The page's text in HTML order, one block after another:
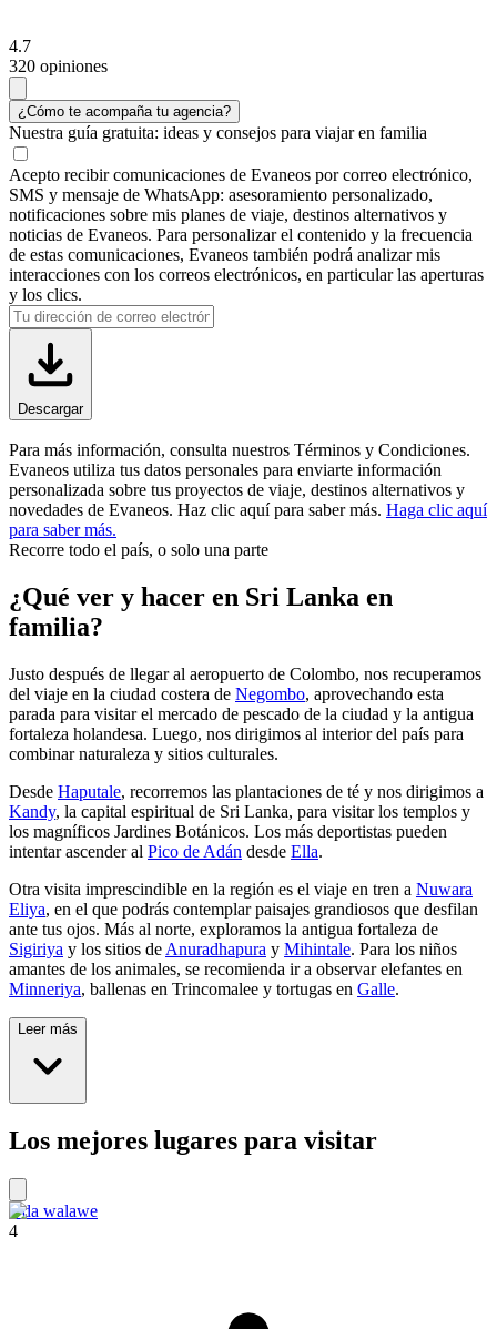
4.7
320 opiniones
¿Cómo te acompaña tu agencia?
Nuestra guía gratuita: ideas y consejos para viajar en familia
Acepto recibir comunicaciones de Evaneos por correo electrónico,
SMS y mensaje de WhatsApp: asesoramiento personalizado,
notificaciones sobre mis planes de viaje, destinos alternativos y
noticias de Evaneos. Para personalizar el contenido y la frecuencia
de estas comunicaciones, Evaneos también podrá analizar mis
interacciones con los correos electrónicos, en particular las aperturas
y los clics.
Descargar
Para más información, consulta nuestros Términos y Condiciones.
Evaneos utiliza tus datos personales para enviarte información
personalizada sobre tus proyectos de viaje, destinos alternativos y
novedades de Evaneos. Haz clic aquí para saber más. Haga clic aquí
para saber más.
Recorre todo el país, o solo una parte
¿Qué ver y hacer en Sri Lanka en
familia?
Justo después de llegar al aeropuerto de Colombo, nos recuperamos
del viaje en la ciudad costera de Negombo, aprovechando esta
parada para visitar el mercado de pescado de la ciudad y la antigua
fortaleza holandesa. Luego, nos dirigimos al interior del país para
combinar naturaleza y sitios culturales.
Desde Haputale, recorremos las plantaciones de té y nos dirigimos a
Kandy, la capital espiritual de Sri Lanka, para visitar los templos y
los magníficos Jardines Botánicos. Los más deportistas pueden
intentar ascender al Pico de Adán desde Ella.
Otra visita imprescindible en la región es el viaje en tren a Nuwara
Eliya, en el que podrás contemplar paisajes grandiosos que desfilan
ante tus ojos. Más al norte, exploramos la antigua fortaleza de
Sigiriya y los sitios de Anuradhapura y Mihintale. Para los niños
amantes de los animales, se recomienda ir a observar elefantes en
Minneriya, ballenas en Trincomalee y tortugas en Galle.
Leer más
Los mejores lugares para visitar
Uda walawe
4